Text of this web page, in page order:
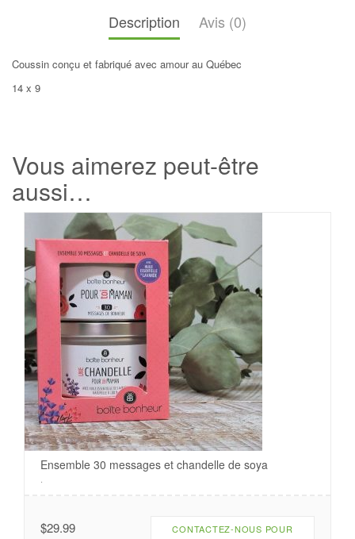
Description Avis (0)
Coussin conçu et fabriqué avec amour au Québec
14 x 9
Vous aimerez peut-être
aussi…
Ensemble 30 messages et chandelle de soya
$29.99
CONTACTEZ-NOUS POUR